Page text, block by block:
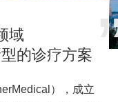
域
的诊疗方案
），成立